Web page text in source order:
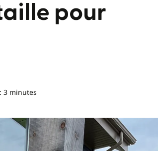
pour
3 minutes